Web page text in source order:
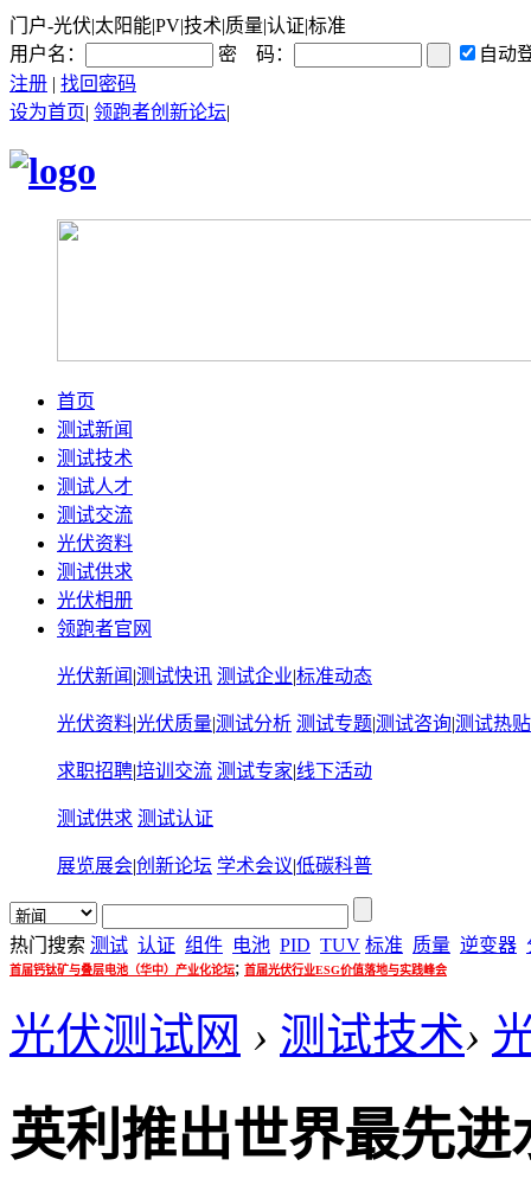
门户-光伏|太阳能|PV|技术|质量|认证|标准
用户名：
密 码：
自动
注册 | 找回密码
设为首页| 领跑者创新论坛|
首页
测试新闻
测试技术
测试人才
测试交流
光伏资料
测试供求
光伏相册
领跑者官网
光伏新闻 |测试快讯 测试企业|标准动态
光伏资料|光伏质量|测试分析 测试专题|测试咨询|测试热贴
求职招聘|培训交流 测试专家|线下活动
测试供求 测试认证
展览展会|创新论坛 学术会议|低碳科普
热门搜索 测试 认证 组件 电池 PID TUV 标准 质量 逆变器
首届钙钛矿与叠层电池（华中）产业化论坛; 首届光伏行业ESG价值落地与实践峰会
光伏测试网 › 测试技术›
英利推出世界最先